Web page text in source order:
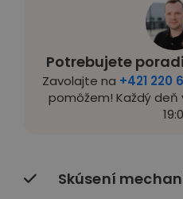
Potrebujete
Zavolajte na +421 220
pomôžem! Každý deň
Skúsení